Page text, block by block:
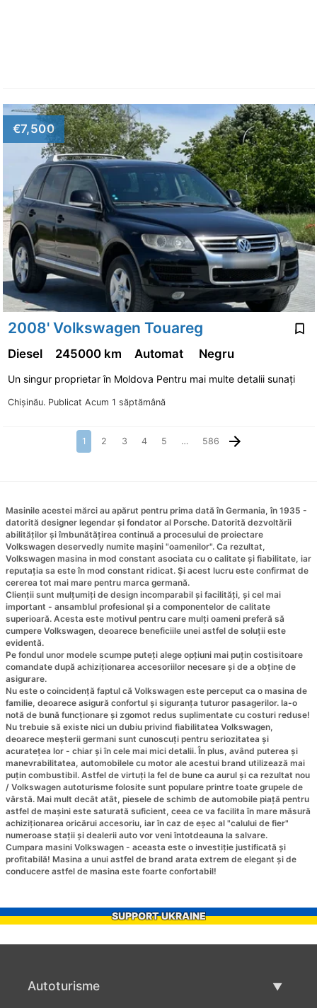
€7,500
2008' Volkswagen Touareg
Chişinău. Publicat Acum 1 săptămână
Diesel 245000 km Automat Negru
Un singur proprietar în Moldova Pentru mai multe detalii sunați
1 2 3 4 5 … 586
Masinile acestei mărci au apărut pentru prima dată în Germania, în 1935 -
datorită designer legendar și fondator al Porsche. Datorită dezvoltării
abilităților și îmbunătățirea continuă a procesului de proiectare
Volkswagen deservedly numite mașini "oamenilor". Ca rezultat,
Volkswagen masina in mod constant asociata cu o calitate și fiabilitate, iar
reputația sa este în mod constant ridicat. Și acest lucru este confirmat de
cererea tot mai mare pentru marca germană.
Clienții sunt mulțumiți de design incomparabil și facilități, și cel mai
important - ansamblul profesional și a componentelor de calitate
superioară. Acesta este motivul pentru care mulți oameni preferă să
cumpere Volkswagen, deoarece beneficiile unei astfel de soluții este
evidentă.
Pe fondul unor modele scumpe puteți alege opțiuni mai puțin costisitoare
comandate după achiziționarea accesoriilor necesare și de a obține de
asigurare.
Nu este o coincidență faptul că Volkswagen este perceput ca o masina de
familie, deoarece asigură confortul și siguranța tuturor pasagerilor. Ia-o
notă de bună funcționare și zgomot redus suplimentate cu costuri reduse!
Nu trebuie să existe nici un dubiu privind fiabilitatea Volkswagen,
deoarece meșterii germani sunt cunoscuți pentru seriozitatea și
acuratețea lor - chiar și în cele mai mici detalii. În plus, având puterea și
manevrabilitatea, automobilele cu motor ale acestui brand utilizează mai
puțin combustibil. Astfel de virtuți la fel de bune ca aurul și ca rezultat nou
/ Volkswagen autoturisme folosite sunt populare printre toate grupele de
vârstă. Mai mult decât atât, piesele de schimb de automobile piață pentru
astfel de mașini este saturată suficient, ceea ce va facilita în mare măsură
achiziționarea oricărui accesoriu, iar în caz de eșec al "calului de fier"
numeroase stații și dealerii auto vor veni întotdeauna la salvare.
Cumpara masini Volkswagen - aceasta este o investiție justificată și
profitabilă! Masina a unui astfel de brand arata extrem de elegant și de
conducere astfel de masina este foarte confortabil!
SUPPORT UKRAINE
Autoturisme